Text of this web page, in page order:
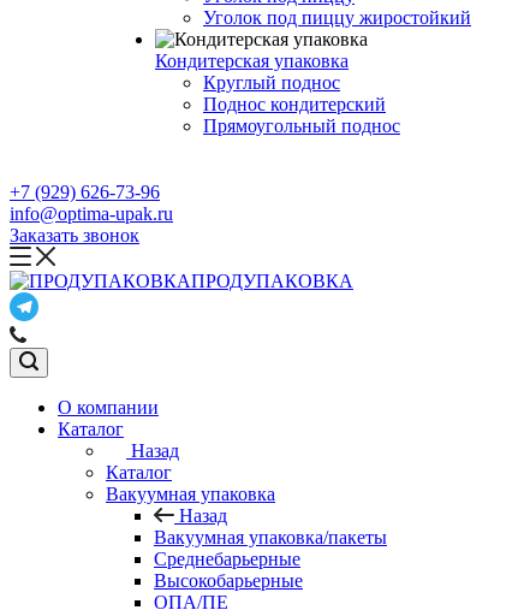
Уголок под пиццу жиростойкий
Кондитерская упаковка
Круглый поднос
Поднос кондитерский
Прямоугольный поднос
+7 (929) 626-73-96
info@optima-upak.ru
Заказать звонок
ПРОДУПАКОВКА
О компании
Каталог
Назад
Каталог
Вакуумная упаковка
Назад
Вакуумная упаковка/пакеты
Среднебарьерные
Высокобарьерные
ОПА/ПЕ